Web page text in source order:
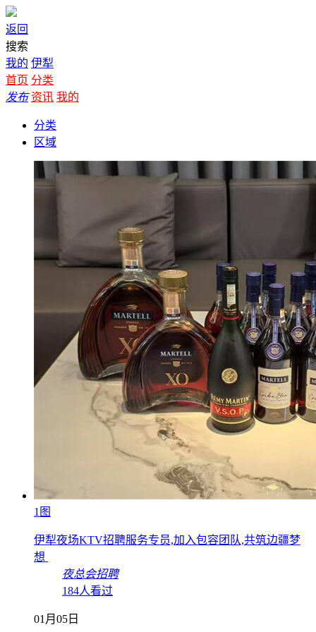
返回
搜索
我的 伊犁
首页 分类
发布 资讯 我的
分类
区域
1图
伊犁夜场KTV招聘服务专员,加入包容团队,共筑边疆梦
想
夜总会招聘
184人看过
01月05日